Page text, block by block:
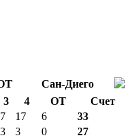
Сан-Диего
3 4 ОТ
Счет
7 17 6
33
3 3 0
27